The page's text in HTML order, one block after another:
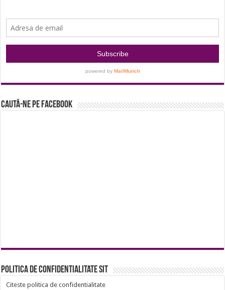
Caută-ne pe Facebook
Politica de confidentialitate sit
Citeste politica de confidentialitate